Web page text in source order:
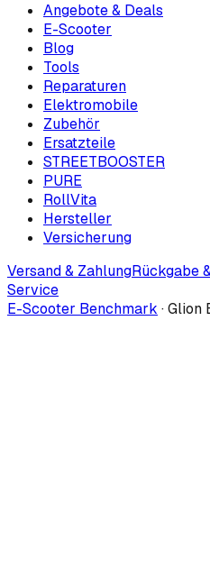
Angebote & Deals
E-Scooter
Blog
Tools
Reparaturen
Elektromobile
Zubehör
Ersatzteile
STREETBOOSTER
PURE
RollVita
Hersteller
Versicherung
Versand & ZahlungRückgabe
Service
E-Scooter Benchmark ·Glion